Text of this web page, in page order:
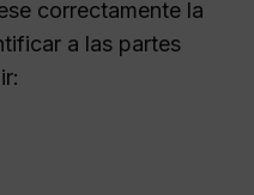
correctamente la
a las partes